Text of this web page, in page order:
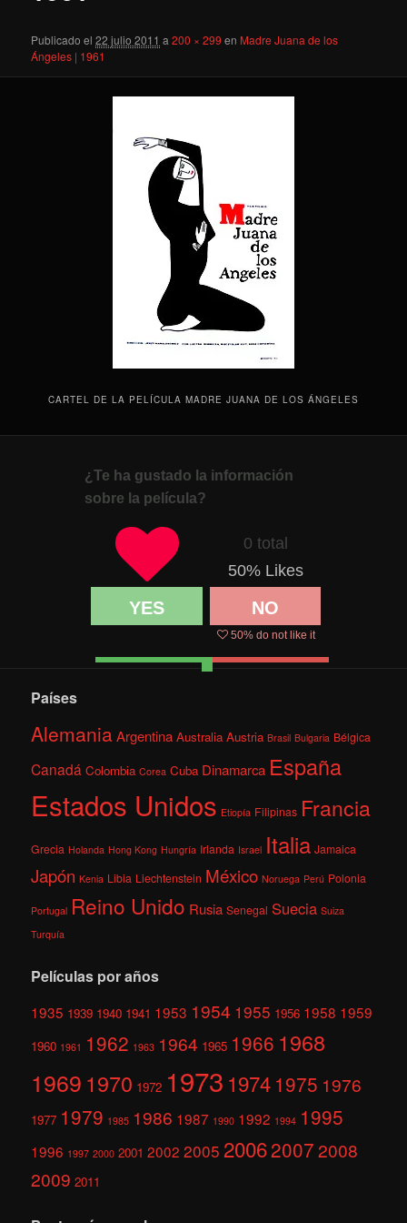
Publicado el 22 julio 2011 a200 × 299 en Madre Juana de los
Ángeles | 1961
CARTEL DE LA PELÍCULA MADRE JUANA DE LOS ÁNGELES
¿Te ha gustado la información
sobre la película?
0 total
50% Likes
YES NO
50% do not like it
Países
AlemaniaArgentina Australia Austria Brasil Bulgaria Bélgica
Canadá Colombia Corea Cuba Dinamarca España
Estados Unidos Etiopía Filipinas Francia
Grecia Holanda Hong Kong Hungría Irlanda Israel Italia Jamaica
Japón Kenia Libia Liechtenstein México Noruega Perú Polonia
Portugal Reino Unido Rusia Senegal Suecia Suiza
Turquía
Películas por años
1935 1939 1940 1941 1953 1954 1955 1956 1958 1959
1960 1961 1962 1963 1964 1965 1966 1968
1969 1970 1972 1973 1974 1975 1976
1977 1979 1985 1986 1987 1990 1992 1994 1995
1996 1997 2000 2001 2002 2005 200620072008
2009 2011